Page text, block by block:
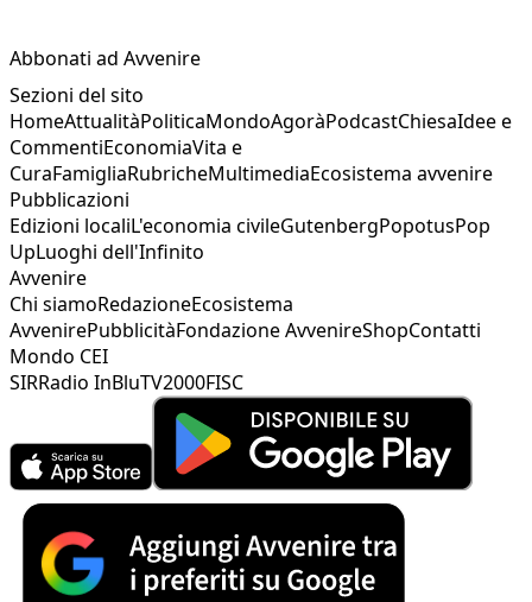
Abbonati ad Avvenire
Sezioni del sito
HomeAttualitàPoliticaMondoAgoràPodcastChiesaIdee e
CommentiEconomiaVita e
CuraFamigliaRubricheMultimediaEcosistema avvenire
Pubblicazioni
Edizioni localiL'economia civileGutenbergPopotusPop
UpLuoghi dell'Infinito
Avvenire
Chi siamoRedazioneEcosistema
AvvenirePubblicitàFondazione AvvenireShopContatti
Mondo CEI
SIRRadio InBluTV2000FISC